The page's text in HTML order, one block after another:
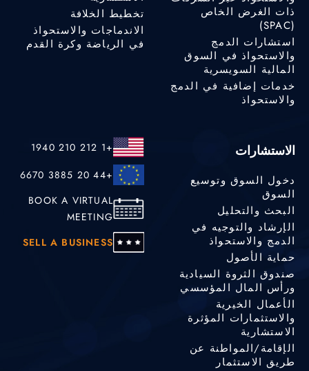
ذات الغرض الخاص
(SPAC)
استشارات الدمج
والاستحواذ في السوق
المالية السويسرية
خدمات إضافية في الدمج
والاستحواذ
تخطيط الخلافة
الاندماجات والاستحواذ
في الرياضة وكرة القدم
الاستشارات
دخول السوق وتوسيع
السوق
البحث والتحليل
الإرشاد والتوجيه في
الدمج والاستحواذ
حماية الأصول
صندوق الثروة السيادية
ورأس المال المؤسسي
الأعمال الخيرية
والاستثمارات المؤثرة
الاستشارية
الإقامة/المواطنة عن
طريق الاستثمار
+1 212 210 1940
+44 20 3885 6670
BOOK A VIRTUAL
MEETING
SELL A BUSINESS